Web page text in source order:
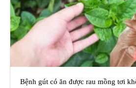
Bệnh gút có ăn được rau mồng tơi